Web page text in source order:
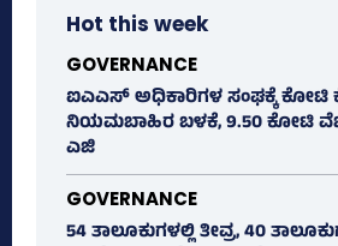
Hot this week
GOVERNANCE
ಐಎಎಸ್‌ ಅಧಿಕಾರಿಗಳ ಸಂಘಕ್ಕೆ ಕೋಟಿ
ನಿಯಮಬಾಹಿರ ಬಳಕೆ, 9.50 ಕೋಟಿ
ಎಜಿ
GOVERNANCE
54 ತಾಲೂಕುಗಳಲ್ಲಿ ತೀವ್ರ, 40